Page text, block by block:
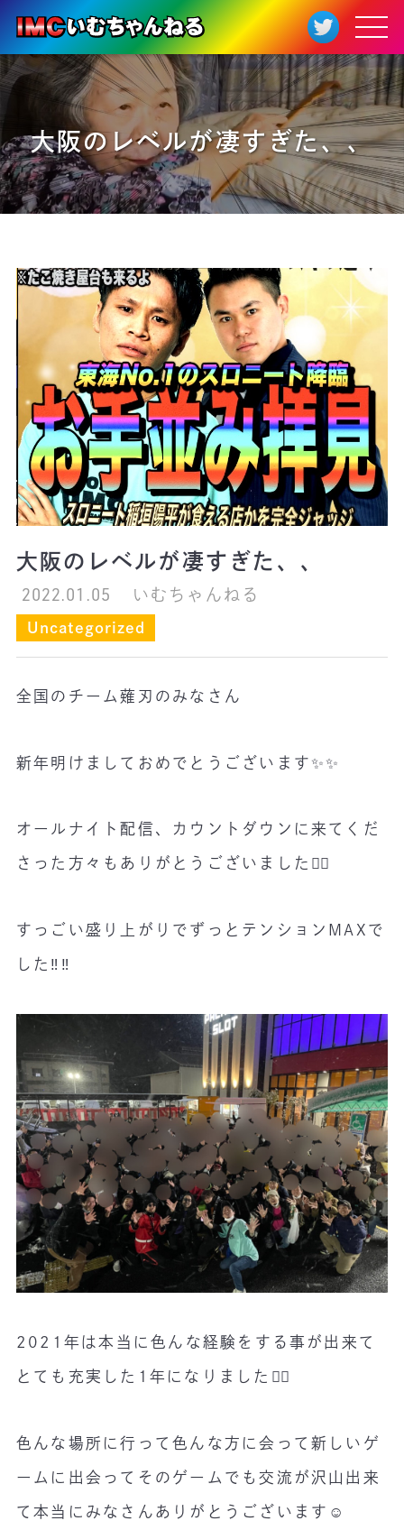
大阪のレベルが凄すぎた、、
大阪のレベルが凄すぎた、、
2022.01.05
いむちゃんねる
Uncategorized
全国のチーム薙刃のみなさん
新年明けましておめでとうございます✨✨
オールナイト配信、カウントダウンに来てくだ
さった方々もありがとうございました🙇‍♂️
すっごい盛り上がりでずっとテンションMAXで
した‼️‼️
2021年は本当に色んな経験をする事が出来て
とても充実した1年になりました🙇‍♂️
色んな場所に行って色んな方に会って新しいゲ
ームに出会ってそのゲームでも交流が沢山出来
て本当にみなさんありがとうございます☺️